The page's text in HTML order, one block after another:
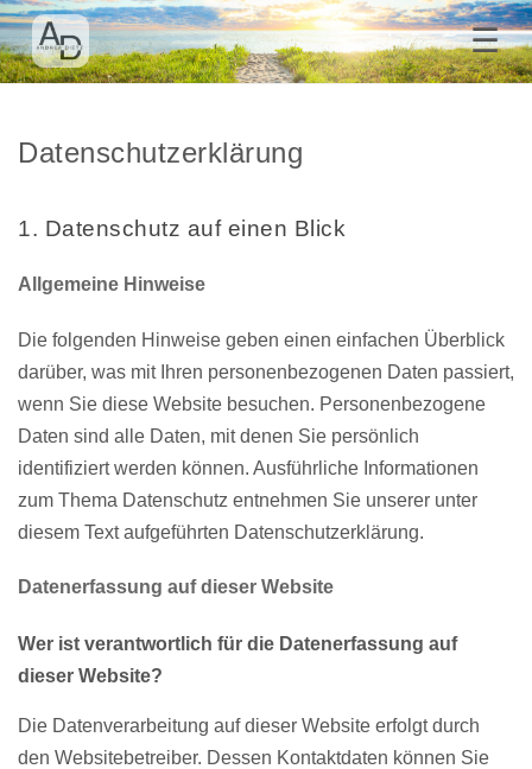
☰
Datenschutzerklärung
1. Datenschutz auf einen Blick
Allgemeine Hinweise
Die folgenden Hinweise geben einen einfachen Überblick
darüber, was mit Ihren personenbezogenen Daten passiert,
wenn Sie diese Website besuchen. Personenbezogene
Daten sind alle Daten, mit denen Sie persönlich
identifiziert werden können. Ausführliche Informationen
zum Thema Datenschutz entnehmen Sie unserer unter
diesem Text aufgeführten Datenschutzerklärung.
Datenerfassung auf dieser Website
Wer ist verantwortlich für die Datenerfassung auf
dieser Website?
Die Datenverarbeitung auf dieser Website erfolgt durch
den Websitebetreiber. Dessen Kontaktdaten können Sie